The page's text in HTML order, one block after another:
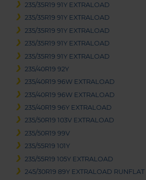
235/35R19 91Y EXTRALOAD
235/35R19 91Y EXTRALOAD
235/35R19 91Y EXTRALOAD
235/35R19 91Y EXTRALOAD
235/35R19 91Y EXTRALOAD
235/40R19 92Y
235/40R19 96W EXTRALOAD
235/40R19 96W EXTRALOAD
235/40R19 96Y EXTRALOAD
235/50R19 103V EXTRALOAD
235/50R19 99V
235/55R19 101Y
235/55R19 105Y EXTRALOAD
245/30R19 89Y EXTRALOAD RUNFLAT